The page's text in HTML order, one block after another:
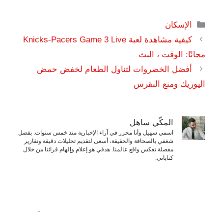
التصنيفات
الإسكان
كيفية مشاهدة لعبة Knicks-Pacers Game 3 Live
مجانًا: الوقت ، البث
أفضل الخضروات لتناول الطعام لخفض حمض
اليوريك ومنع النقرس
المكّي ساهل
اسمي سهيل وأنا محرر في آراء الإخبارية منذ خمس سنوات. بفضل
شغفي بالصحافة والحقيقة، أسعى لتقديم تحليلات دقيقة وتقارير
مفصلة تعكس واقع عالمنا. هدفي هو إعلام وإلهام قرائنا من خلال
كتاباتي.